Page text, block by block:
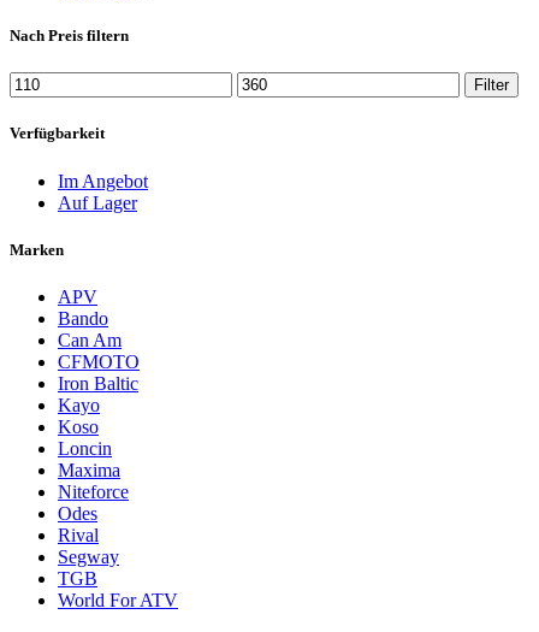
Nach Preis filtern
Filter
Verfügbarkeit
Im Angebot
Auf Lager
Marken
APV
Bando
Can Am
CFMOTO
Iron Baltic
Kayo
Koso
Loncin
Maxima
Niteforce
Odes
Rival
Segway
TGB
World For ATV